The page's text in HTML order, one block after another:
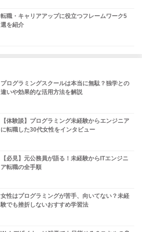
転職・キャリアアップに役立つフレームワーク5
選を紹介
プログラミングスクールは本当に無駄？独学との
違いや効果的な活用方法を解説
【体験談】プログラミング未経験からエンジニア
に転職した30代女性をインタビュー
【必見】元公務員が語る！未経験からITエンジニ
ア転職の全手順
女性はプログラミングが苦手、向いてない？未経
験でも挫折しないおすすめ学習法